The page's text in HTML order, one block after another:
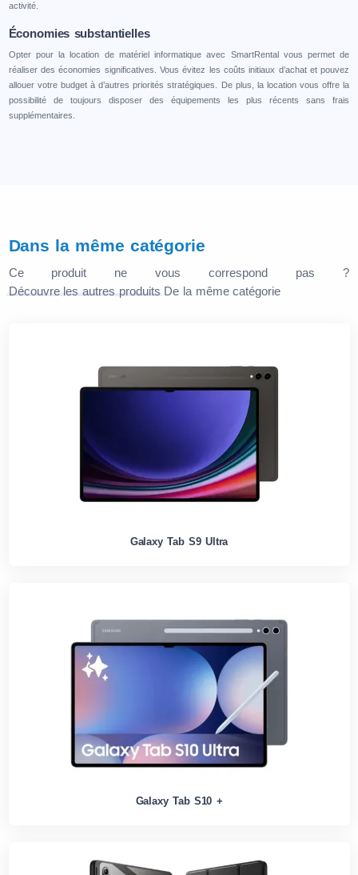
activité.
Économies substantielles
Opter pour la location de matériel informatique avec SmartRental vous permet de
réaliser des économies significatives. Vous évitez les coûts initiaux d’achat et pouvez
allouer votre budget à d’autres priorités stratégiques. De plus, la location vous offre la
possibilité de toujours disposer des équipements les plus récents sans frais
supplémentaires.
Dans la même catégorie
Ce produit ne vous correspond pas ?
Découvre les autres produits De la même catégorie
Galaxy Tab S9 Ultra
Galaxy Tab S10 +